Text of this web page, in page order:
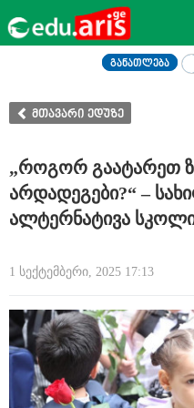
განათლება
მთავარი ედუზე
„როგორ გაატარეთ
არდადეგები?“ –
ალტერნატივა
1 სექტემბერი, 2025 17:13